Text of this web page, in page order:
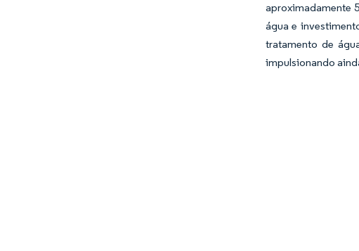
aproximadamente
água e
tratamento de
impulsionando